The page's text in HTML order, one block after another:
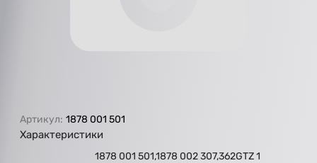
Артикул: 1878 001 501
Характеристики
1878 001 501,1878 002 307,362GTZ 1